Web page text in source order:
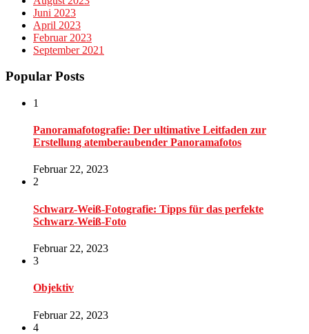
Juni 2023
April 2023
Februar 2023
September 2021
Popular Posts
1
Panoramafotografie: Der ultimative Leitfaden zur
Erstellung atemberaubender Panoramafotos
Februar 22, 2023
2
Schwarz-Weiß-Fotografie: Tipps für das perfekte
Schwarz-Weiß-Foto
Februar 22, 2023
3
Objektiv
Februar 22, 2023
4